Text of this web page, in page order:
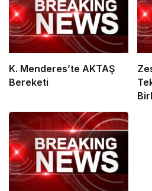
K. Menderes’te AKTAŞ
Bereketi